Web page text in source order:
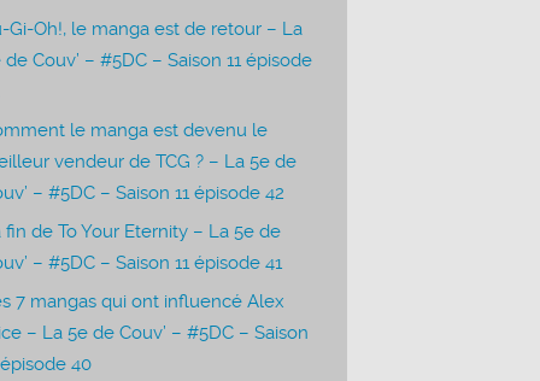
Gi-Oh!, le manga est de retour – La
de Couv’ – #5DC – Saison 11 épisode
le manga est devenu le
vendeur de TCG ? – La 5e de
– #5DC – Saison 11 épisode 42
fin de To Your Eternity – La 5e de
– #5DC – Saison 11 épisode 41
7 mangas qui ont influencé Alex
– La 5e de Couv’ – #5DC – Saison
épisode 40